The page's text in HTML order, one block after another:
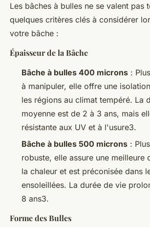
Les bâches à bulles ne se valent pas
quelques critères clés à considérer
votre bâche :
Épaisseur de la Bâche
Bâche à bulles 400 microns :
à manipuler, elle offre une
les régions au climat tempéré. La
moyenne est de 2 à 3 ans, mais
résistante aux UV et à l'usure3.
Bâche à bulles 500 microns :
robuste, elle assure une meilleure
la chaleur et est préconisée dans
ensoleillées. La durée de vie
8 ans3.
Forme des Bulles